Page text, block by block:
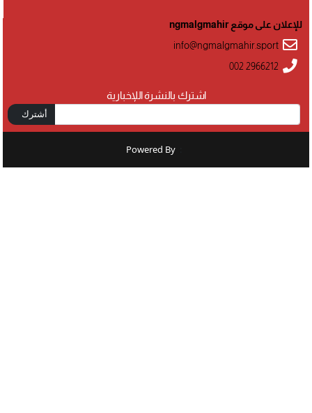
اشترك بالنشرة اللإخبارية
أشترك
للإعلان على موقع ngmalgmahir
info@ngmalgmahir.sport
002 2966212
Powered By